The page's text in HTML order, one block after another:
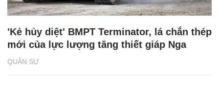
QUÂN SỰ
'Kẻ hủy diệt' BMPT Terminator, lá chắn thép
mới của lực lượng tăng thiết giáp Nga